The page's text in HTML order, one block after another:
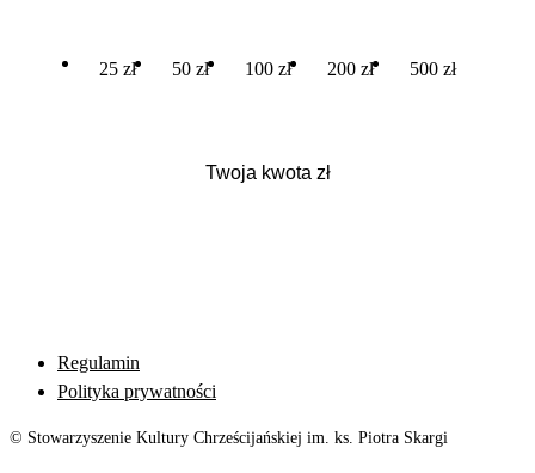
25 zł 50 zł 100 zł 200 zł 500 zł
Regulamin
Polityka prywatności
© Stowarzyszenie Kultury Chrześcijańskiej im. ks. Piotra Skargi